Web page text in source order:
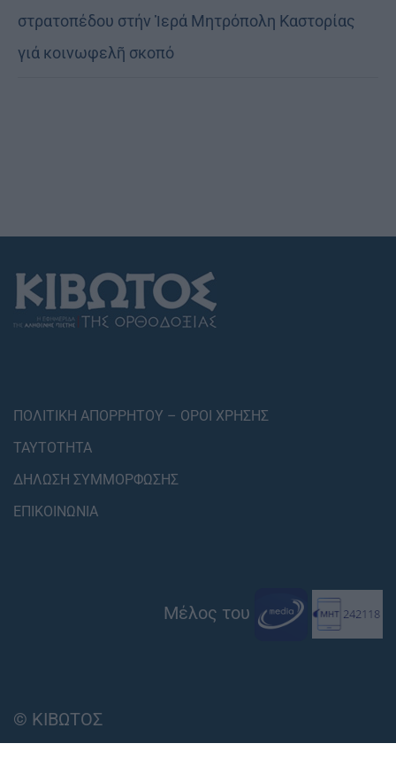
στρατοπέδου στήν Ἱερά Μητρόπολη Καστορίας
γιά κοινωφελῆ σκοπό
ΠΟΛΙΤΙΚΗ ΑΠΟΡΡΗΤΟΥ – ΟΡΟΙ ΧΡΗΣΗΣ
ΤΑΥΤΟΤΗΤΑ
ΔΗΛΩΣΗ ΣΥΜΜΟΡΦΩΣΗΣ
ΕΠΙΚΟΙΝΩΝΙΑ
Μέλος του
© ΚΙΒΩΤΟΣ